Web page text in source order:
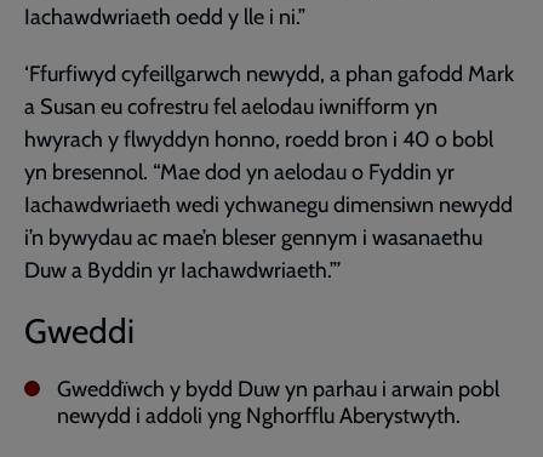
Iachawdwriaeth oedd y lle i ni.”
‘Ffurfiwyd cyfeillgarwch newydd, a phan gafodd Mark
a Susan eu cofrestru fel aelodau iwnifform yn
hwyrach y flwyddyn honno, roedd bron i 40 o bobl
yn bresennol. “Mae dod yn aelodau o Fyddin yr
Iachawdwriaeth wedi ychwanegu dimensiwn newydd
i’n bywydau ac mae’n bleser gennym i wasanaethu
Duw a Byddin yr Iachawdwriaeth.”’
Gweddi
Gweddïwch y bydd Duw yn parhau i arwain pobl
newydd i addoli yng Nghorfflu Aberystwyth.